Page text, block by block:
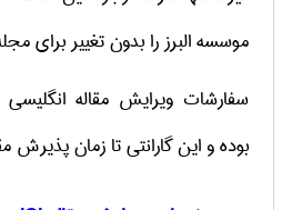
موسسه البرز را بدون تغییر برای
سفارشات ویرایش مقاله انگلیسی
بوده و این گارانتی تا زمان